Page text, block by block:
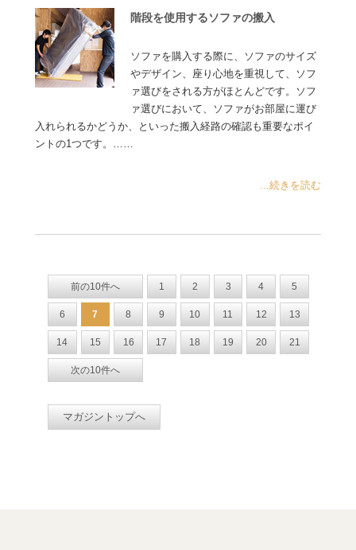
階段を使用するソファの搬入
ソファを購入する際に、ソファのサイズ
やデザイン、座り心地を重視して、ソフ
ァ選びをされる方がほとんどです。ソフ
ァ選びにおいて、ソファがお部屋に運び
入れられるかどうか、といった搬入経路の確認も重要なポイ
ントの1つです。……
...続きを読む
前の10件へ 1 2 3 4 5
6 7 8 9 10 11 12 13
14 15 16 17 18 19 20 21
次の10件へ
マガジントップへ